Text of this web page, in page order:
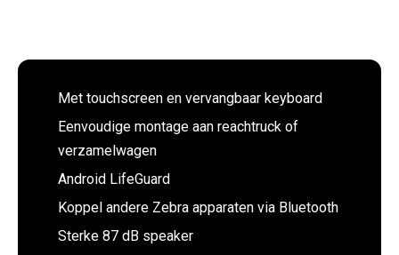
Met touchscreen en vervangbaar keyboard
Eenvoudige montage aan reachtruck of
verzamelwagen
Android LifeGuard
Koppel andere Zebra apparaten via Bluetooth
Sterke 87 dB speaker